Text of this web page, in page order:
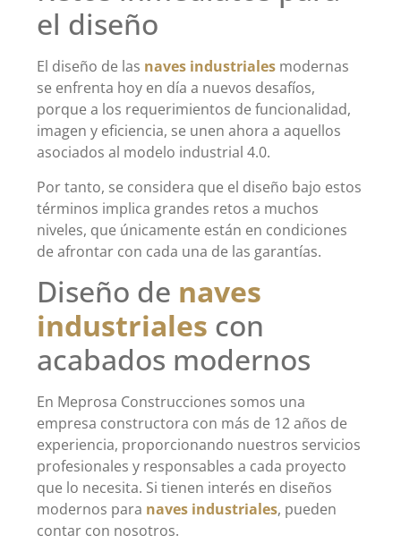
el diseño
El diseño de las naves industriales modernas
se enfrenta hoy en día a nuevos desafíos,
porque a los requerimientos de funcionalidad,
imagen y eficiencia, se unen ahora a aquellos
asociados al modelo industrial 4.0.
Por tanto, se considera que el diseño bajo estos
términos implica grandes retos a muchos
niveles, que únicamente están en condiciones
de afrontar con cada una de las garantías.
Diseño de naves
industriales con
acabados modernos
En Meprosa Construcciones somos una
empresa constructora con más de 12 años de
experiencia, proporcionando nuestros servicios
profesionales y responsables a cada proyecto
que lo necesita. Si tienen interés en diseños
modernos para naves industriales, pueden
contar con nosotros.